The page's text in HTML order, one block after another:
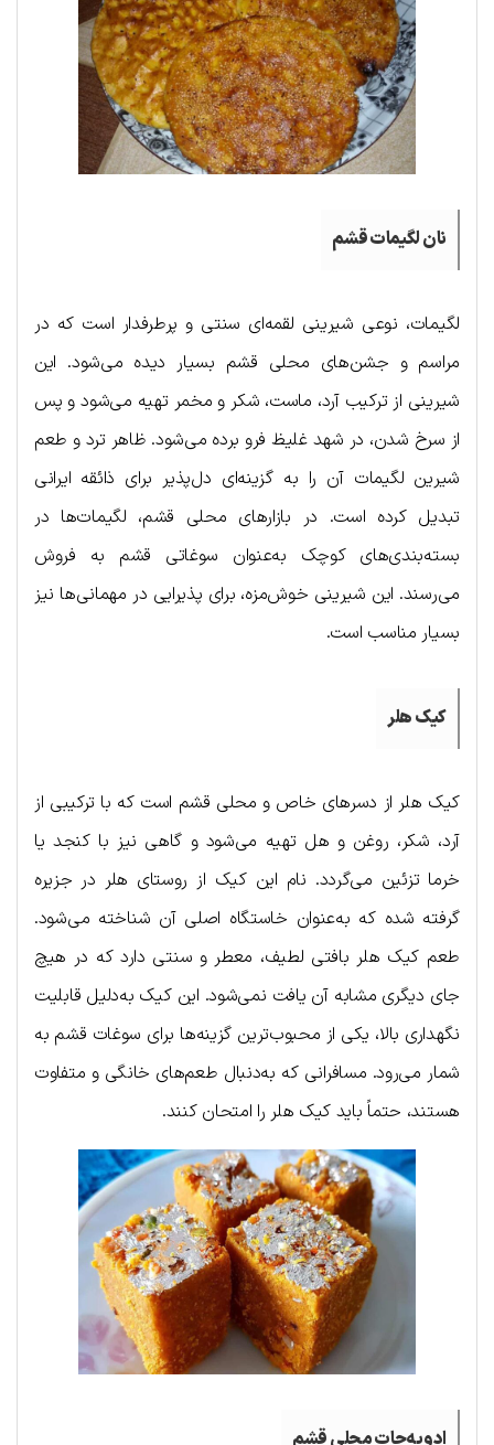
نان لگیمات قشم
لگیمات، نوعی شیرینی لقمه‌ای سنتی و پرطرفدار است که در
مراسم و جشن‌های محلی قشم بسیار دیده می‌شود. این
شیرینی از ترکیب آرد، ماست، شکر و مخمر تهیه می‌شود و پس
از سرخ شدن، در شهد غلیظ فرو برده می‌شود. ظاهر ترد و طعم
شیرین لگیمات آن را به گزینه‌ای دل‌پذیر برای ذائقه ایرانی
تبدیل کرده است. در بازارهای محلی قشم، لگیمات‌ها در
بسته‌بندی‌های کوچک به‌عنوان سوغاتی قشم به فروش
می‌رسند. این شیرینی خوش‌مزه، برای پذیرایی در مهمانی‌ها نیز
بسیار مناسب است.
کیک هلر
کیک هلر از دسرهای خاص و محلی قشم است که با ترکیبی از
آرد، شکر، روغن و هل تهیه می‌شود و گاهی نیز با کنجد یا
خرما تزئین می‌گردد. نام این کیک از روستای هلر در جزیره
گرفته شده که به‌عنوان خاستگاه اصلی آن شناخته می‌شود.
طعم کیک هلر بافتی لطیف، معطر و سنتی دارد که در هیچ
جای دیگری مشابه آن یافت نمی‌شود. این کیک به‌دلیل قابلیت
نگهداری بالا، یکی از محبوب‌ترین گزینه‌ها برای سوغات قشم به
شمار می‌رود. مسافرانی که به‌دنبال طعم‌های خانگی و متفاوت
هستند، حتماً باید کیک هلر را امتحان کنند.
ادویه‌جات محلی قشم